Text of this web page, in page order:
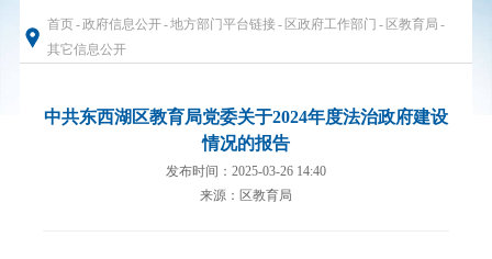
首页-政府信息公开-地方部门平台链接- 区政府工作部门 - 区教育局 -
其它信息公开
中共东西湖区教育局党委关于2024年度法治政府建设
情况的报告
发布时间：2025-03-26 14:40
来源：区教育局